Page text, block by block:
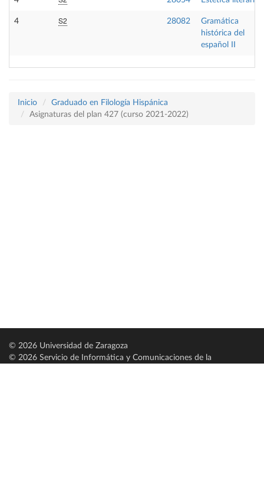
4 S2 28082
Gramática
histórica del
español II
Inicio
Graduado en Filología Hispánica
Asignaturas del plan 427 (curso 2021-2022)
© 2026 Universidad de Zaragoza
© 2026 Servicio de Informática y Comunicaciones de la